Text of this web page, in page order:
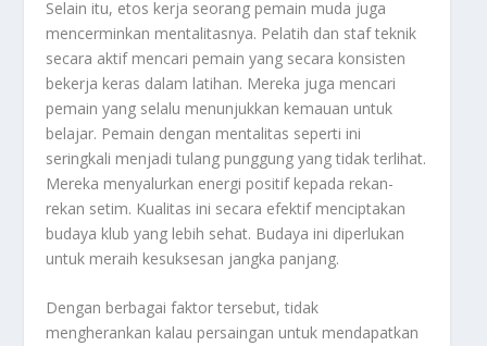
Selain itu, etos kerja seorang pemain muda juga
mencerminkan mentalitasnya. Pelatih dan staf teknik
secara aktif mencari pemain yang secara konsisten
bekerja keras dalam latihan. Mereka juga mencari
pemain yang selalu menunjukkan kemauan untuk
belajar. Pemain dengan mentalitas seperti ini
seringkali menjadi tulang punggung yang tidak terlihat.
Mereka menyalurkan energi positif kepada rekan-
rekan setim. Kualitas ini secara efektif menciptakan
budaya klub yang lebih sehat. Budaya ini diperlukan
untuk meraih kesuksesan jangka panjang.
Dengan berbagai faktor tersebut, tidak
mengherankan kalau persaingan untuk mendapatkan